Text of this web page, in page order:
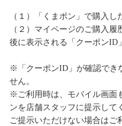
（１）「くまポン」で購入し
（２）マイページのご購入
後に表示される「クーポンID」
※「クーポンID」が確認でき
せん。
※ご利用時は、モバイル画面
ンを店舗スタッフに提示して
ご提示いただけない場合はご